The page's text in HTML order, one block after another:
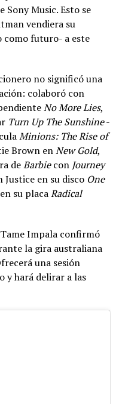
Sony Music. Esto se
vendiera su
como futuro- a este
no significó una
colaboró con
No More Lies,
Turn Up The Sunshine-
Minions: The Rise of
Brown enNew Gold,
deBarbiecon Journey
en su disco One
su placaRadical
Impala confirmó
la gira australiana
una sesión
y hará delirar a las